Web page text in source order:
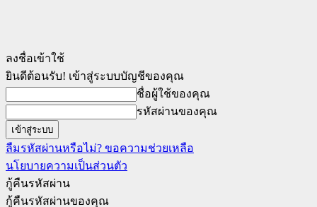
ลงชื่อเข้าใช้
ยินดีต้อนรับ! เข้าสู่ระบบบัญชีของคุณ
ชื่อผู้ใช้ของคุณ
รหัสผ่านของคุณ
ลืมรหัสผ่านหรือไม่? ขอความช่วยเหลือ
นโยบายความเป็นส่วนตัว
กู้คืนรหัสผ่าน
กู้คืนรหัสผ่านของคุณ